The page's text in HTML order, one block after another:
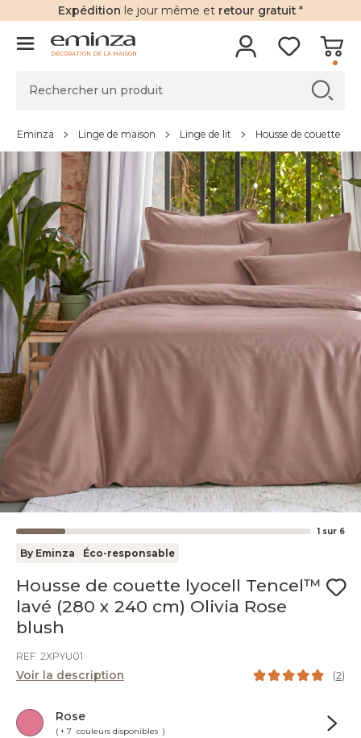
Expédition le jour même et retour gratuit *
DÉCORATION DE LA MAISON
Eminza Linge de maison Linge de lit Housse de couette
1 sur 6
By Eminza Éco-responsable
Housse de couette lyocell Tencel™
lavé (280 x 240 cm) Olivia Rose
blush
REF. 2XPYU01
Voir la description (2)
Rose
( + 7 couleurs disponibles )